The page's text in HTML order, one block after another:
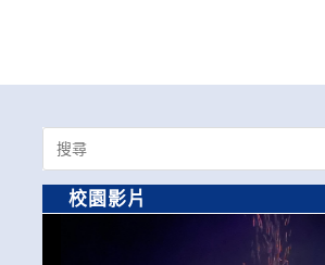
Search
for:
校園影片